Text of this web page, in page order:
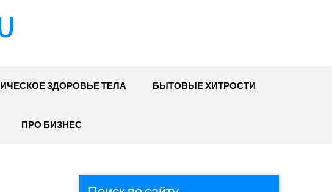
ЗДОРОВЬЕ ТЕЛА БЫТОВЫЕ ХИТРОСТИ
ПРО БИЗНЕС